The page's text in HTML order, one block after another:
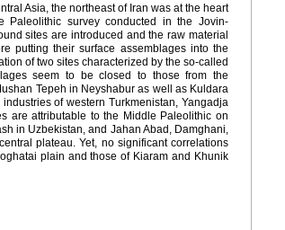
Asia, the northeast of Iran was at the heart
Paleolithic survey conducted in the Jovin-
sites are introduced and the raw material
putting their surface assemblages into the
of two sites characterized by the so-called
seem to be closed to those from the
Tepeh in Neyshabur as well as Kuldara
of western Turkmenistan, Yangadja
are attributable to the Middle Paleolithic on
in Uzbekistan, and Jahan Abad, Damghani,
plateau. Yet, no significant correlations
plain and those of Kiaram and Khunik